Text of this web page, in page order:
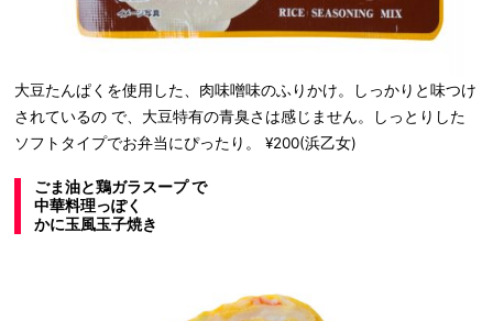
大豆たんぱくを使用した、肉味噌味のふりかけ。しっかりと味つけ
されているの で、大豆特有の青臭さは感じません。しっとりした
ソフトタイプでお弁当にぴったり。 ¥200(浜乙女)
ごま油と鶏ガラスープ で
中華料理っぽく
かに玉風玉子焼き